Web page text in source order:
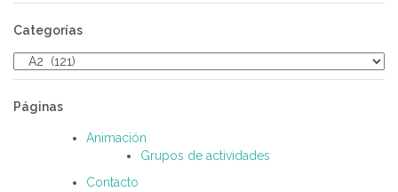
Categorías
Categorías
Páginas
Animación
Grupos de actividades
Contacto